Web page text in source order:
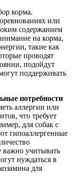
корма.
или
содержанием
на корма,
такие как
проводят
подойдут
поддерживать
потребности
аллергии или
что требует
для собак с
гипоаллергенные
важно учитывать
нуждаться в
для